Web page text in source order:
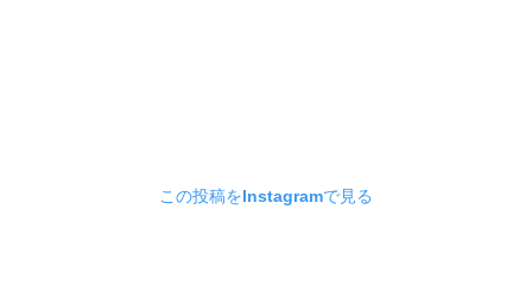
この投稿をInstagramで見る